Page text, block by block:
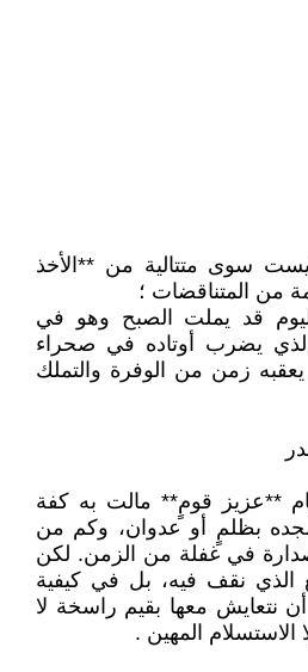
سوى متتالية من **الأخذ
من المتناقضات ؛
قد يملت الصبح وهو في
يضرب أوتاده في صحراء
يعقبه زمن من الوفرة والتملك
**عزيز قومٍ** مالت به كفة
بظلمٍ أو عدوان، وكم من
في غفلة من الزمن. لكن
الذي نقف فيه، بل في كيفية
أن نتعايش معها بقيم راسخة لا
المهين .